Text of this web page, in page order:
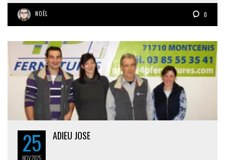
NOËL 0
25
NOV2025
ADIEU JOSE